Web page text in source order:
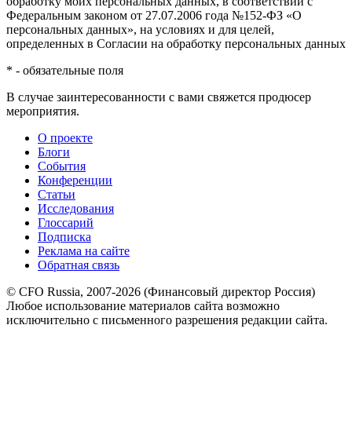
Федеральным законом от 27.07.2006 года №152-ФЗ «О
персональных данных», на условиях и для целей,
определенных в Согласии на обработку персональных данных
* - обязательные поля
В случае заинтересованности с вами свяжется продюсер
мероприятия.
О проекте
Блоги
События
Конференции
Статьи
Исследования
Глоссарий
Подписка
Реклама на сайте
Обратная связь
© CFO Russia, 2007-2026 (Финансовый директор Россия)
Любое использование материалов сайта возможно
исключительно с письменного разрешения редакции сайта.